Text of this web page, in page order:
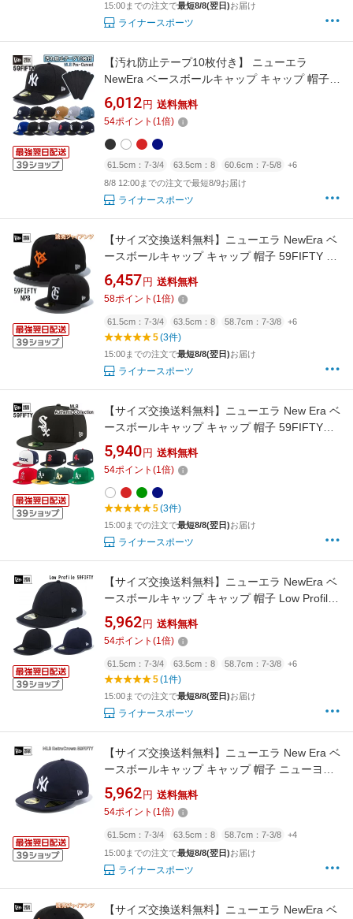
15:00までの注文で最短8/8(翌日)お届け
ライナースポーツ
【汚れ防止テープ10枚付き】 ニューエラ
NewEra ベースボールキャップ キャップ 帽子
NY LA MLB PC Pre-Curved 59FIFTY メジャー
リーグ 正規品 LS-MLB-PC59FIFTY
6,012 円 送料無料
54ポイント (1倍)
61.5cm：7-3/4 63.5cm：8 60.6cm：7-5/8
+6
8/8 12:00までの注文で最短8/9お届け
ライナースポーツ
【サイズ交換送料無料】ニューエラ NewEra ベ
ースボールキャップ キャップ 帽子 59FIFTY オ
ンフィールド 読売ジャイアンツ オーセンティ
ック ホーム ビジター 巨人 東京 NPB 59FIFTY-
NPB-YG
6,457 円 送料無料
58ポイント (1倍)
61.5cm：7-3/4 63.5cm：8 58.7cm：7-3/8 +6
5(3件)
15:00までの注文で最短8/8(翌日)お届け
ライナースポーツ
【サイズ交換送料無料】ニューエラ New Era ベ
ースボールキャップ キャップ 帽子 59FIFTY
MLBオンフィールド オーセンティックコレクシ
ョン 正規品 Authentic Collection MLB-AC-
59FIFTY
5,940 円 送料無料
54ポイント (1倍)
5(3件)
15:00までの注文で最短8/8(翌日)お届け
ライナースポーツ
【サイズ交換送料無料】ニューエラ NewEra ベ
ースボールキャップ キャップ 帽子 Low Profile
59FIFTY 正規品 LP-59FIFTY
5,962 円 送料無料
54ポイント (1倍)
61.5cm：7-3/4 63.5cm：8 58.7cm：7-3/8 +6
5(1件)
15:00までの注文で最短8/8(翌日)お届け
ライナースポーツ
【サイズ交換送料無料】ニューエラ New Era ベ
ースボールキャップ キャップ 帽子 ニューヨー
ク ヤンキース MLB レトロクラウン 59FIFTY
メジャーリーグ 正規品 MLB-RC-59FIFTY
5,962 円 送料無料
54ポイント (1倍)
61.5cm：7-3/4 63.5cm：8 58.7cm：7-3/8
+4
15:00までの注文で最短8/8(翌日)お届け
ライナースポーツ
【サイズ交換送料無料】ニューエラ NewEra ベ